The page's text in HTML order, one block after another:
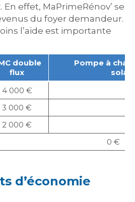
effet, MaPrimeRénov’ se
du foyer demandeur.
l’aide est importante
double
flux
Pompe à
4 000 €
3 000 €
2 000 €
0 €
d’économie